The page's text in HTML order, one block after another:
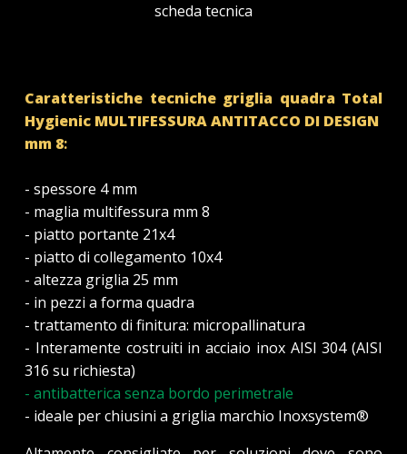
scheda tecnica
Caratteristiche tecniche griglia quadra Total
Hygienic MULTIFESSURAANTITACCO DI DESIGN
mm 8:
- spessore 4 mm
- maglia multifessura mm 8
- piatto portante 21x4
- piatto di collegamento 10x4
- altezza griglia 25 mm
- in pezzi a forma quadra
- trattamento di finitura: micropallinatura
- Interamente costruiti in acciaio inox AISI 304 (AISI
316 su richiesta)
- antibatterica senza bordo perimetrale
- ideale per chiusini a griglia marchio Inoxsystem®